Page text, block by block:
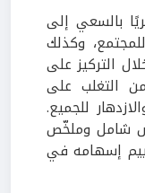
بالسعي إلى
وكذلك
التركيز على
التغلب على
للجميع.
شامل وملخّص
إسهامه في